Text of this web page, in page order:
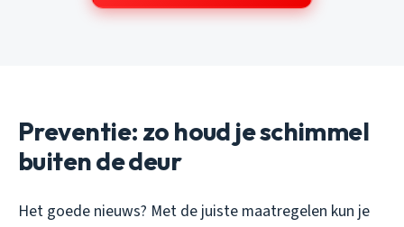
Preventie: zo houd je schimmel
buiten de deur
Het goede nieuws? Met de juiste maatregelen kun je